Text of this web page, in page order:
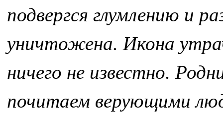
подвергся глумлению и
уничтожена. Икона
ничего не известно.
почитаем верующими